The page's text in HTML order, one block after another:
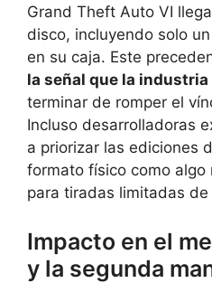
Grand Theft Auto VI
disco, incluyendo solo
en su caja. Este
la señal que la industria
terminar de romper el
Incluso desarrolladoras
a priorizar las ediciones
formato físico como algo
para tiradas limitadas
Impacto en el
y la segunda